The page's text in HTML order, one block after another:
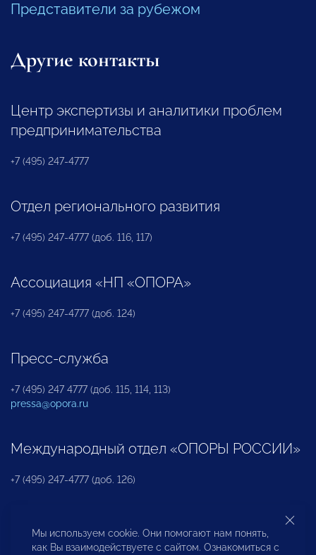
Представители за рубежом
Другие контакты
Центр экспертизы и аналитики проблем
предпринимательства
+7 (495) 247-4777
Отдел регионального развития
+7 (495) 247-4777 (доб. 116, 117)
Ассоциация «НП «ОПОРА»
+7 (495) 247-4777 (доб. 124)
Пресс-служба
+7 (495) 247 4777 (доб. 115, 114, 113)
pressa@opora.ru
Международный отдел «ОПОРЫ РОССИИ»
+7 (495) 247-4777 (доб. 126)
Бюро по защите прав предпринимателей и
инвесторов
Мы используем cookie. Они помогают нам понять,
как Вы взаимодействуете с сайтом. Ознакомиться с